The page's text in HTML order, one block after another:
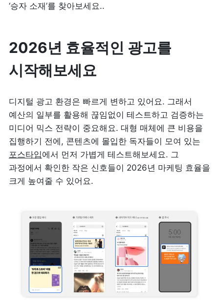
‘승자 소재’를 찾아보세요..
2026년 효율적인 광고를
시작해보세요
디지털 광고 환경은 빠르게 변하고 있어요. 그래서
예산의 일부를 활용해 끊임없이 테스트하고 검증하는
미디어 믹스 전략이 중요해요. 대형 매체에 큰 비용을
포스타입에서 먼저 가볍게 테스트해보세요. 그
과정에서 확인한 작은 신호들이 2026년 마케팅 효율을
크게 높여줄 수 있어요.